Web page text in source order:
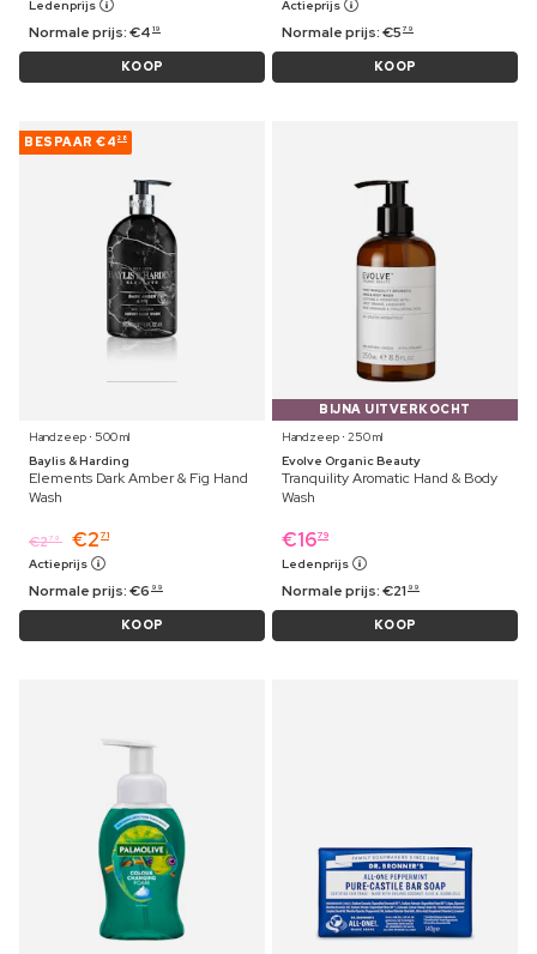
Ledenprijs
Normale prijs:€4 19
KOOP
Actieprijs
Normale prijs:€5 79
KOOP
BESPAAR €4 28
Handzeep ⋅ 500 ml
Baylis & Harding
Elements Dark Amber & Fig Hand
Wash
€279 €2 71
Actieprijs
Normale prijs:€6 99
KOOP
BIJNA UITVERKOCHT
Handzeep ⋅ 250 ml
Evolve Organic Beauty
Tranquility Aromatic Hand & Body
Wash
€1679
Ledenprijs
Normale prijs:€21 99
KOOP